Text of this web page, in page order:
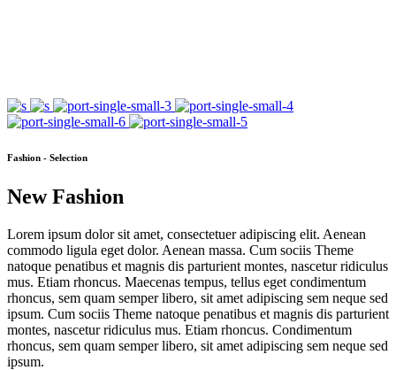
Fashion - Selection
New Fashion
Lorem ipsum dolor sit amet, consectetuer adipiscing elit. Aenean
commodo ligula eget dolor. Aenean massa. Cum sociis Theme
natoque penatibus et magnis dis parturient montes, nascetur ridiculus
mus. Etiam rhoncus. Maecenas tempus, tellus eget condimentum
rhoncus, sem quam semper libero, sit amet adipiscing sem neque sed
ipsum. Cum sociis Theme natoque penatibus et magnis dis parturient
montes, nascetur ridiculus mus. Etiam rhoncus. Condimentum
rhoncus, sem quam semper libero, sit amet adipiscing sem neque sed
ipsum.